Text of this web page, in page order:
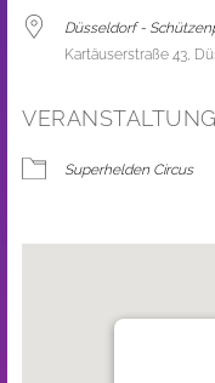
Düsseldorf -
Kartäuserstraße 43,
Superhelden Circus